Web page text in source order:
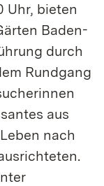
Uhr, bieten
Baden-
durch
Rundgang
aus
nach